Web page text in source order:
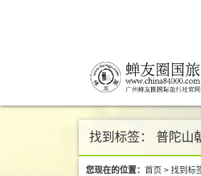
找到标签： 普陀山
您现在的位置： 首页 > 找到标